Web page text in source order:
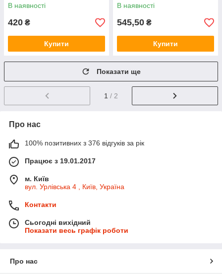
В наявності
420 ₴
Купити
В наявності
545,50 ₴
Купити
Показати ще
1 / 2
Про нас
100% позитивних з 376 відгуків за рік
Працює з 19.01.2017
м. Київ
вул. Урлівська 4 , Київ, Україна
Контакти
Сьогодні вихідний
Показати весь графік роботи
Про нас